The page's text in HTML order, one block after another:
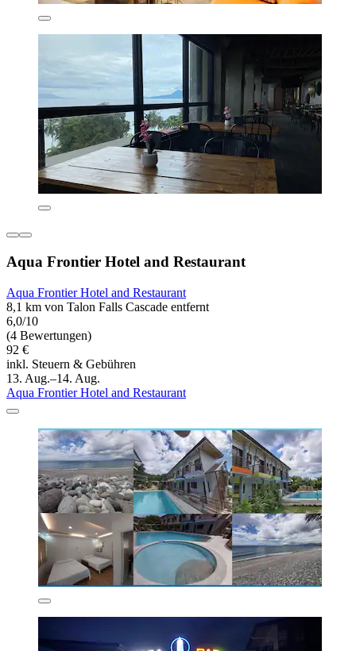
Aqua Frontier Hotel and Restaurant
Aqua Frontier Hotel and Restaurant
8,1 km von Talon Falls Cascade entfernt
6,0/10
(4 Bewertungen)
92 €
inkl. Steuern & Gebühren
13. Aug.–14. Aug.
Aqua Frontier Hotel and Restaurant